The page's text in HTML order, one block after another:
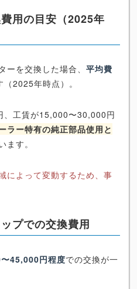
用の目安（2025年
を交換した場合、 平均費
（2025年時点）。
工賃が15,000〜30,000円
ラー特有の純正部品使用と
ます。
によって変動するため、事
プでの交換費用
45,000円程度での交換が一